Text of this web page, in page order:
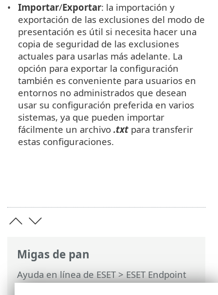
Migas de pan
Ayuda en línea de ESET>ESET Endpoint
Security>Configuración avanzada>
Importar/Exportar: la importación y
exportación de las exclusiones del modo de
presentación es útil si necesita hacer una
copia de seguridad de las exclusiones
actuales para usarlas más adelante. La
opción para exportar la configuración
también es conveniente para usuarios en
entornos no administrados que desean
usar su configuración preferida en varios
sistemas, ya que pueden importar
fácilmente un archivo.txt para transferir
estas configuraciones.